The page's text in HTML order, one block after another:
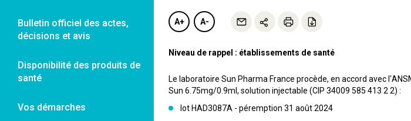
Bulletin officiel des actes,
décisions et avis
Disponibilité des produits de
santé
Vos démarches
A+ A-
Niveau de rappel : établissements de santé
Le laboratoire Sun Pharma France procède, en accord avec
Sun 6.75mg/0.9ml, solution injectable (CIP 34009 585 413 2 2) :
lot HAD3087A - péremption 31 août 2024